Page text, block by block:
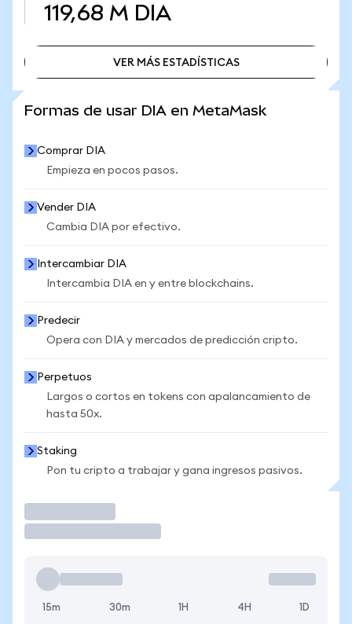
119,68 M DIA
VER MÁS ESTADÍSTICAS
Formas de usar DIA en MetaMask
Comprar DIA
Empieza en pocos pasos.
Vender DIA
Cambia DIA por efectivo.
Intercambiar DIA
Intercambia DIA en y entre blockchains.
Predecir
Opera con DIA y mercados de predicción cripto.
Perpetuos
Largos o cortos en tokens con apalancamiento de
hasta 50x.
Staking
Pon tu cripto a trabajar y gana ingresos pasivos.
15m 30m 1H 4H 1D